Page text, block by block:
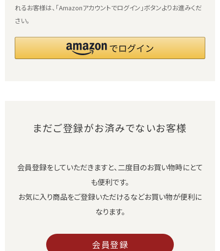
れるお客様は、「Amazonアカウントでログイン」ボタンよりお進みくだ
さい。
まだご登録がお済みでないお客様
会員登録をしていただきますと、二度目のお買い物時にとて
も便利です。
お気に入り商品をご登録いただけるなどお買い物が便利に
なります。
会員登録